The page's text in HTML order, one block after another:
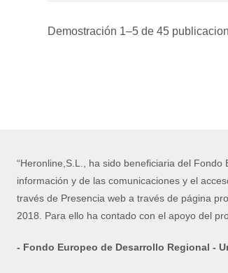
Demostración 1–5 de 45
“Heronline,S.L., ha sido beneficiaria del
información y de las comunicaciones y el
través de Presencia web a través de página
2018. Para ello ha contado con el apoyo del
- Fondo Europeo de Desarrollo Regional -